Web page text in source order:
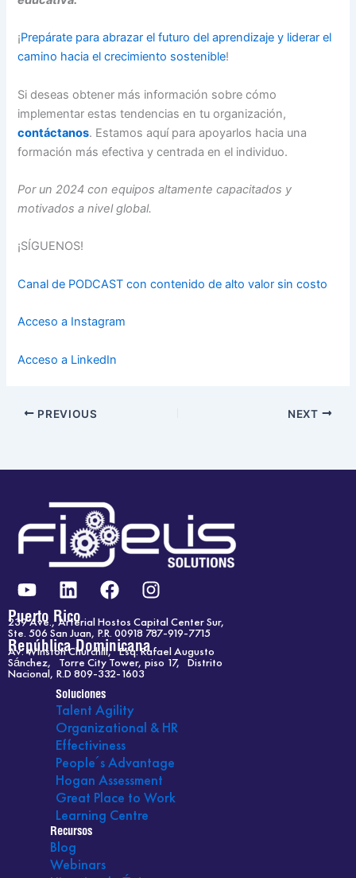
¡Prepárate para abrazar el futuro del aprendizaje y liderar el
camino hacia el crecimiento sostenible!
Si deseas obtener más información sobre cómo
implementar estas tendencias en tu organización,
contáctanos. Estamos aquí para apoyarlos hacia una
formación más efectiva y centrada en el individuo.
Por un 2024 con equipos altamente capacitados y
motivados a nivel global.
¡SÍGUENOS!
Canal de PODCAST con contenido de alto valor sin costo
Acceso a Instagram
Acceso a LinkedIn
PREVIOUS NEXT
Y
o
u
t
u
b
L
i
n
k
e
d
i
n
F
a
c
e
b
o
k
I
n
s
t
a
m
Puerto Rico
239 Ave., Arterial Hostos Capital Center Sur,
Ste. 506 San Juan, P.R. 00918 787-919-7715
República Dominicana
Av. Winston Churchill, Esq. Rafael Augusto
Sánchez, Torre City Tower, piso 17, Distrito
Nacional, R.D 809-332-1603
Soluciones
Talent Agility
Organizational & HR
Effectiviness
People´s Advantage
Hogan Assessment
Great Place to Work
Learning Centre
Recursos
Blog
Webinars